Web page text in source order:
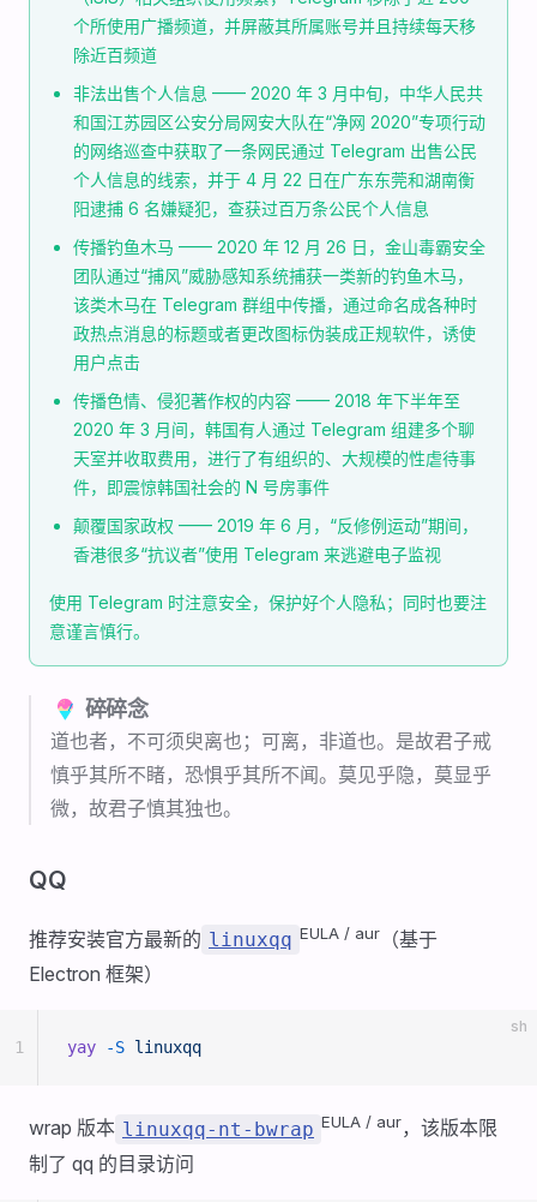
个所使用广播频道，并屏蔽其所属账号并且持续每天移
除近百频道
非法出售个人信息 —— 2020 年 3 月中旬，中华人民共
和国江苏园区公安分局网安大队在“净网 2020”专项行动
的网络巡查中获取了一条网民通过 Telegram 出售公民
个人信息的线索，并于 4 月 22 日在广东东莞和湖南衡
阳逮捕 6 名嫌疑犯，查获过百万条公民个人信息
传播钓鱼木马 —— 2020 年 12 月 26 日，金山毒霸安全
团队通过“捕风”威胁感知系统捕获一类新的钓鱼木马，
该类木马在 Telegram 群组中传播，通过命名成各种时
政热点消息的标题或者更改图标伪装成正规软件，诱使
用户点击
传播色情、侵犯著作权的内容 —— 2018 年下半年至
2020 年 3 月间，韩国有人通过 Telegram 组建多个聊
天室并收取费用，进行了有组织的、大规模的性虐待事
件，即震惊韩国社会的 N 号房事件
颠覆国家政权 —— 2019 年 6 月，“反修例运动”期间，
香港很多“抗议者”使用 Telegram 来逃避电子监视
使用 Telegram 时注意安全，保护好个人隐私；同时也要注
意谨言慎行。
🍧 碎碎念
道也者，不可须臾离也；可离，非道也。是故君子戒
慎乎其所不睹，恐惧乎其所不闻。莫见乎隐，莫显乎
微，故君子慎其独也。
QQ
推荐安装官方最新的 linuxqq EULA / aur
（基于
Electron 框架）
sh
yay -S linuxqq
1
wrap 版本 linuxqq-nt-bwrap EULA / aur，该版本限
制了 qq 的目录访问